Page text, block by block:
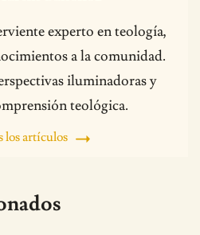
experto en teología,
a la comunidad.
iluminadoras y
teológica.
los artículos